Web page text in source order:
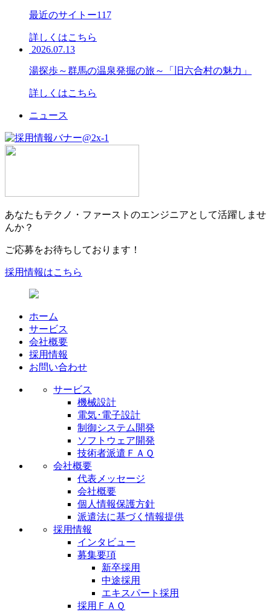
最近のサイトー117
詳しくはこちら
2026.07.13
湯探歩～群馬の温泉発掘の旅～「旧六合村の魅力」
詳しくはこちら
ニュース
あなたもテクノ・ファーストのエンジニアとして活躍しませ
んか？
ご応募をお待ちしております！
採用情報はこちら
ホーム
サービス
会社概要
採用情報
お問い合わせ
サービス
機械設計
電気･電子設計
制御システム開発
ソフトウェア開発
技術者派遣ＦＡＱ
会社概要
代表メッセージ
会社概要
個人情報保護方針
派遣法に基づく情報提供
採用情報
インタビュー
募集要項
新卒採用
中途採用
エキスパート採用
採用ＦＡＱ